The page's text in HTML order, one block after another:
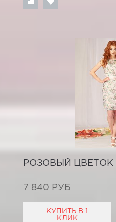
РОЗОВЫЙ ЦВЕТОК
7 840 РУБ
КУПИТЬ В 1
КЛИК